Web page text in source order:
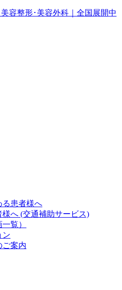
る患者様へ
へ (交通補助サービス)
覧）
ン
ご案内